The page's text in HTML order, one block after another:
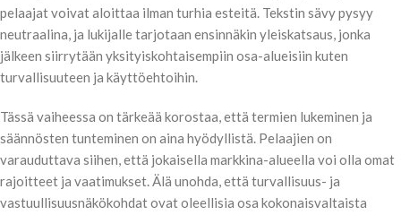
pelaajat voivat aloittaa ilman turhia esteitä. Tekstin sävy pysyy
neutraalina, ja lukijalle tarjotaan ensinnäkin yleiskatsaus, jonka
jälkeen siirrytään yksityiskohtaisempiin osa-alueisiin kuten
turvallisuuteen ja käyttöehtoihin.
Tässä vaiheessa on tärkeää korostaa, että termien lukeminen ja
säännösten tunteminen on aina hyödyllistä. Pelaajien on
varauduttava siihen, että jokaisella markkina-alueella voi olla omat
rajoitteet ja vaatimukset. Älä unohda, että turvallisuus- ja
vastuullisuusnäkökohdat ovat oleellisia osa kokonaisvaltaista